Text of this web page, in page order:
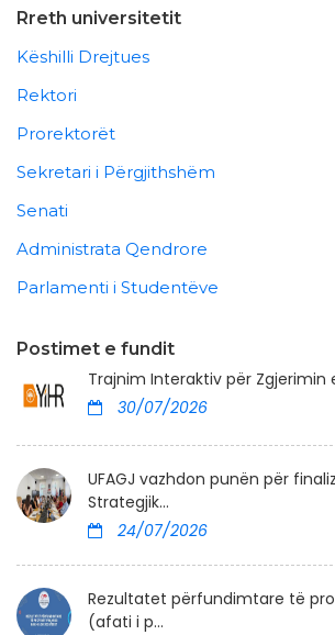
Rreth universitetit
Këshilli Drejtues
Rektori
Prorektorët
Sekretari i Përgjithshëm
Senati
Administrata Qendrore
Parlamenti i Studentëve
Postimet e fundit
Trajnim Interaktiv për Zgjerimin
30/07/2026
UFAGJ vazhdon punën për
Strategjik...
24/07/2026
Rezultatet përfundimtare të
(afati i p...